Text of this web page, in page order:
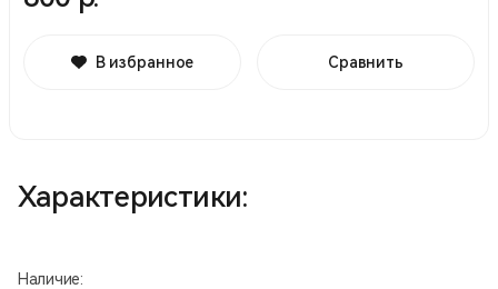
В избранное Сравнить
Характеристики:
Наличие: